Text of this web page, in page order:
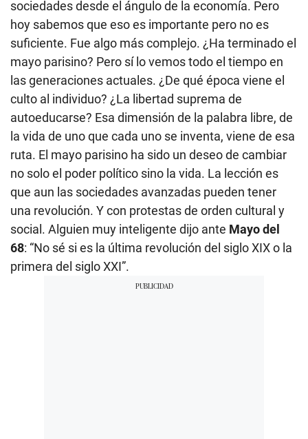
sociedades desde el ángulo de la economía. Pero
hoy sabemos que eso es importante pero no es
suficiente. Fue algo más complejo. ¿Ha terminado el
mayo parisino? Pero sí lo vemos todo el tiempo en
las generaciones actuales. ¿De qué época viene el
culto al individuo? ¿La libertad suprema de
autoeducarse? Esa dimensión de la palabra libre, de
la vida de uno que cada uno se inventa, viene de esa
ruta. El mayo parisino ha sido un deseo de cambiar
no solo el poder político sino la vida. La lección es
que aun las sociedades avanzadas pueden tener
una revolución. Y con protestas de orden cultural y
social. Alguien muy inteligente dijo ante Mayo del
68: “No sé si es la última revolución del siglo XIX o la
primera del siglo XXI”.